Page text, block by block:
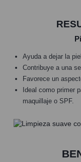
Ayuda a dejar la
Contribuye a una
Favorece un
Ideal como primer
maquillaje o SPF.